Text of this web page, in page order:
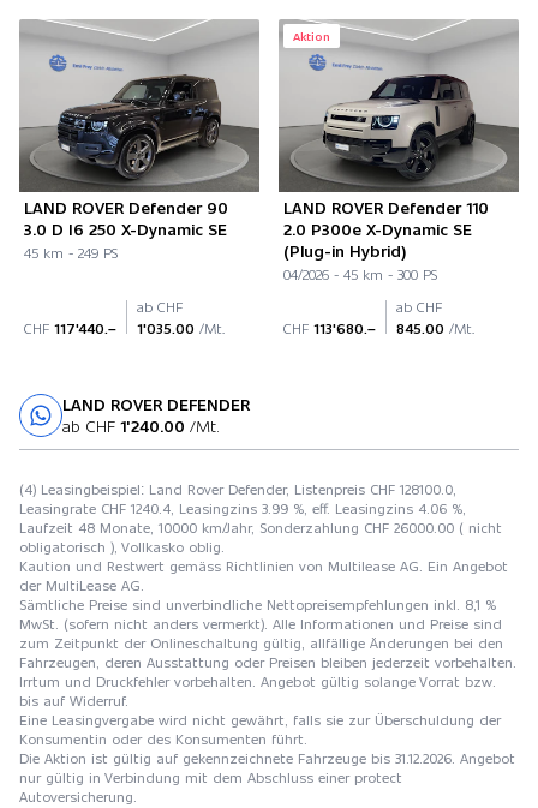
LAND ROVER Defender 90
3.0 D I6 250 X-Dynamic SE
45 km - 249 PS
CHF 117'440.–
ab CHF
1'035.00 /Mt.
Aktion
LAND ROVER Defender 110
2.0 P300e X-Dynamic SE
(Plug-in Hybrid)
04/2026 - 45 km - 300 PS
CHF 113'680.–
ab CHF
845.00 /Mt.
LAND ROVER DEFENDER
ab CHF 1'240.00 /Mt.
(4) Leasingbeispiel: Land Rover Defender, Listenpreis CHF 128100.0,
Leasingrate CHF 1240.4, Leasingzins 3.99 %, eff. Leasingzins 4.06 %,
Laufzeit 48 Monate, 10000 km/Jahr, Sonderzahlung CHF 26000.00 ( nicht
obligatorisch ), Vollkasko oblig.
Kaution und Restwert gemäss Richtlinien von Multilease AG. Ein Angebot
der MultiLease AG.
Sämtliche Preise sind unverbindliche Nettopreisempfehlungen inkl. 8,1 %
MwSt. (sofern nicht anders vermerkt). Alle Informationen und Preise sind
zum Zeitpunkt der Onlineschaltung gültig, allfällige Änderungen bei den
Fahrzeugen, deren Ausstattung oder Preisen bleiben jederzeit vorbehalten.
Irrtum und Druckfehler vorbehalten. Angebot gültig solange Vorrat bzw.
bis auf Widerruf.
Eine Leasingvergabe wird nicht gewährt, falls sie zur Überschuldung der
Konsumentin oder des Konsumenten führt.
Die Aktion ist gültig auf gekennzeichnete Fahrzeuge bis 31.12.2026. Angebot
nur gültig in Verbindung mit dem Abschluss einer protect
Autoversicherung.